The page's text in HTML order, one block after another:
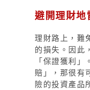
避開理財地
理財路上，難
的損失。因此
「保證獲利
賠」，那很有
險的投資產品